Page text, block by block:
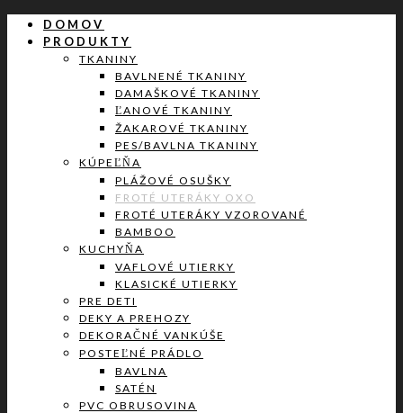
DOMOV
PRODUKTY
TKANINY
BAVLNENÉ TKANINY
DAMAŠKOVÉ TKANINY
ĽANOVÉ TKANINY
ŽAKAROVÉ TKANINY
PES/BAVLNA TKANINY
KÚPEĽŇA
PLÁŽOVÉ OSUŠKY
FROTÉ UTERÁKY OXO
FROTÉ UTERÁKY VZOROVANÉ
BAMBOO
KUCHYŇA
VAFLOVÉ UTIERKY
KLASICKÉ UTIERKY
PRE DETI
DEKY A PREHOZY
DEKORAČNÉ VANKÚŠE
POSTEĽNÉ PRÁDLO
BAVLNA
SATÉN
PVC OBRUSOVINA